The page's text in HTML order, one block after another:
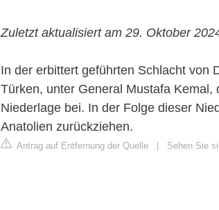
Zuletzt aktualisiert am 29. Oktober
In der erbittert geführten Schlacht von
Türken, unter General Mustafa Kemal ,
Niederlage bei. In der Folge dieser
Anatolien zurückziehen.
Antrag auf Entfernung der Quelle Sehen Sie